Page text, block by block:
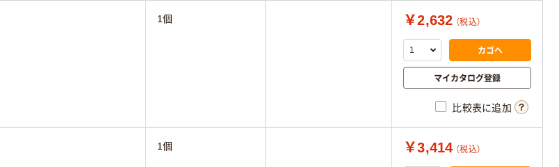
1個 ￥2,632 （税込）
カゴへ
マイカタログ登録
比較表に追加
1個 ￥3,414 （税込）